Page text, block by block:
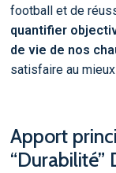
football et de
quantifier
de vie de nos
satisfaire au
Apport
“Durabilité”